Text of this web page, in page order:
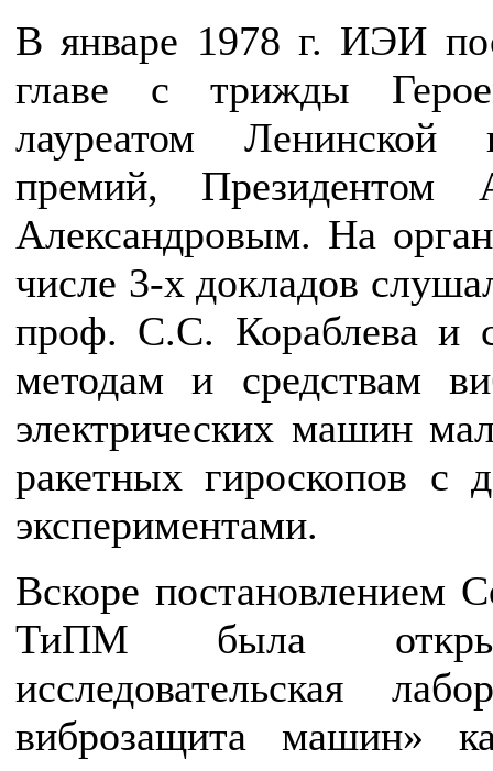
В январе 1978 г. ИЭИ
главе с трижды
лауреатом Ленинской
премий,
Александровым. На
числе 3-х докладов
проф. С.С. Кораблева и
методам и средствам
электрических машин
ракетных гироскопов с
экспериментами.
Вскоре
ТиПМ была
исследовательская
виброзащита машин»